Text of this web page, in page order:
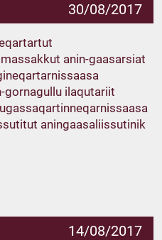
30/08/2017
anin-gaasarsiat
gornagullu ilaqutariit
aningaasaliissutinik
14/08/2017